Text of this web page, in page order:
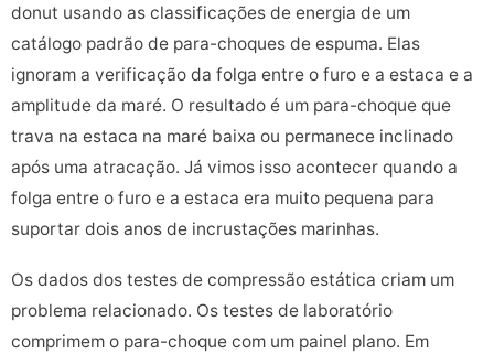
donut usando as classificações de energia de um
catálogo padrão de para-choques de espuma. Elas
ignoram a verificação da folga entre o furo e a estaca e a
amplitude da maré. O resultado é um para-choque que
trava na estaca na maré baixa ou permanece inclinado
após uma atracação. Já vimos isso acontecer quando a
folga entre o furo e a estaca era muito pequena para
suportar dois anos de incrustações marinhas.
Os dados dos testes de compressão estática criam um
problema relacionado. Os testes de laboratório
comprimem o para-choque com um painel plano. Em